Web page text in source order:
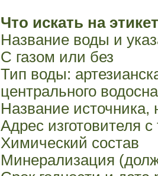
Что искать на
Название воды и
С газом или без
Тип воды:
центрального
Название
Адрес изготовителя
Химический состав
Минерализация